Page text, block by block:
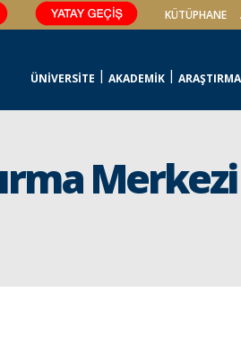
KÜTÜPHANE
ÜNİVERSİTE AKADEMİK ARAŞTIRMA
Merkezi